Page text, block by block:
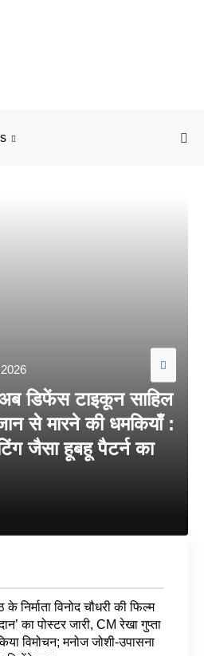
2026
डिफेंस टाइकून साहिल
से मारने की धमकियाँ :
जैसा हूबहू पैटर्न का
के निर्माता विनोद चौधरी की फिल्म
का पोस्टर जारी, CM रेखा गुप्ता
विमोचन; मनोज जोशी-उपासना